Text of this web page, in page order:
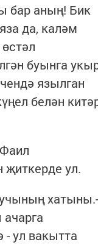
бар аның! Бик
да, каләм
буынга
язылган
белән
ул.
хатыны.-
- ул вакытта